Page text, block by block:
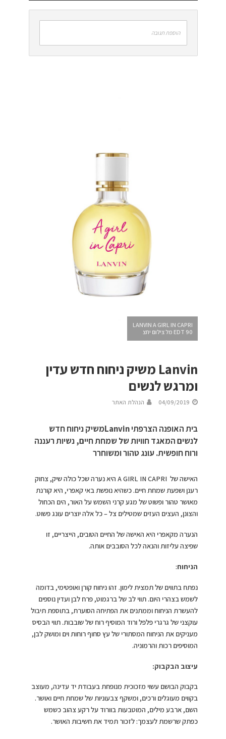
הוספת תגובה
LANVIN A GIRL IN CAPRI
EDT 90 מל צילום יחצ
Lanvin משיק ניחוח חדש עדין
ומרגש לנשים
04/09/2019 הנהלת האתר
בית האופנה הצרפתי Lanvinמשיק ניחוח חדש
לנשים המאגד חוויות של שמחת חיים, נשיות רעננה
ורוח חופשית. עונג טהור ומשוחרר
האישה של A GIRL IN CAPRI היא נערה שכל כולה שיק, צחוק
רענן ושפעת שמחת חיים. כשהיא נופשת באי קאפרי, היא קורנת
מאושר טהור ופשוט של מגע קרני השמש על האור, הים הכחול
והצונן, העצים העזים שמטילים צל – כל אלה יוצרים עונג פשוט.
הנערה מקאפרי היא האישה של החיים הטובים, הייצריים, זו
שפיצה עליזות והנאה לכל הסובבים אותה.
הניחוח:
נפתח בתווים של תמצית לימון. זהו ניחוח קורן ואופטימי, בדומה
לשמש בצהרי היום. תווי לב של ברגמוט, פרח לבן ועדין נוספים
להעשרת הניחוח וממתנים את הפתיחה הסוערת, בתוספת תיבול
עוקצני של גרגרי פלפל ורוד המוסיף רוח של שובבות. תווי הבסיס
מעניקים את הניחוח המסתורי של עץ סחוף רוחות וים ומושק לבן,
המוסיפים רכות והרמוניה.
עיצוב הבקבוק:
בקבוק הבושם עשוי מזכוכית מנופחת בעבודת יד עדינה, מעוצב
בקווים מעוגלים ורכים, ומשקף צבעוניות של שמחת חיים ואושר.
השם, ארבע מילים, המוטבעות בוורוד על רקע צהוב כשמש
כפתק שרשמת לעצמך: לזכור תמיד את חשיבות האושר.